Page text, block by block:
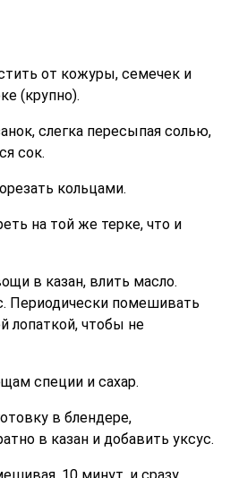
от кожуры, семечек и
(крупно).
слегка пересыпая солью,
сок.
кольцами.
на той же терке, что и
в казан, влить масло.
Периодически помешивать
лопаткой, чтобы не
специи и сахар.
в блендере,
в казан и добавить уксус.